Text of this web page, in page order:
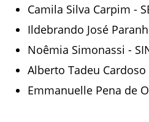
Camila Silva Carpim -
Ildebrando José
Noêmia Simonassi -
Alberto Tadeu Cardoso
Emmanuelle Pena de